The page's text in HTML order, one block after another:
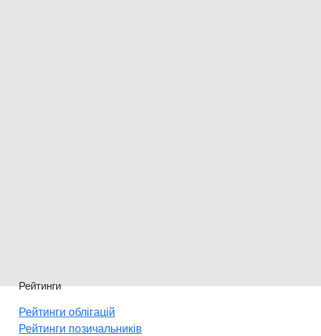
Рейтинги
Рейтинги облігацій
Рейтинги позичальників